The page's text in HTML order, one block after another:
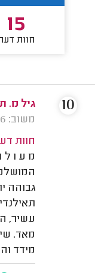
15
חוות
גיל מ.
משוב: 29/06/2026
חוות
מ ע ו ל
גבוהה
עשיר,
מאד.
מידד
10